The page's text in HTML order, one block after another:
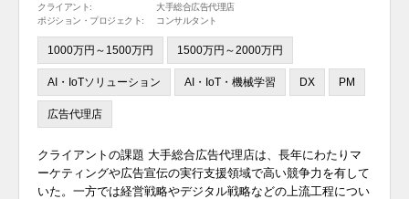
クライアント:
大手総合広告代理店
ポジション・プロジェクト:
コンサルタント
1000万円～1500万円 1500万円～2000万円
AI・IoTソリューション AI・IoT・機械学習 DX PM
広告代理店
クライアントの課題 大手総合広告代理店は、長年にわたりマ
ーケティングや広告宣伝の実行支援領域で高い競争力を有して
いた。一方では経営戦略やデジタル戦略などの上流工程につい